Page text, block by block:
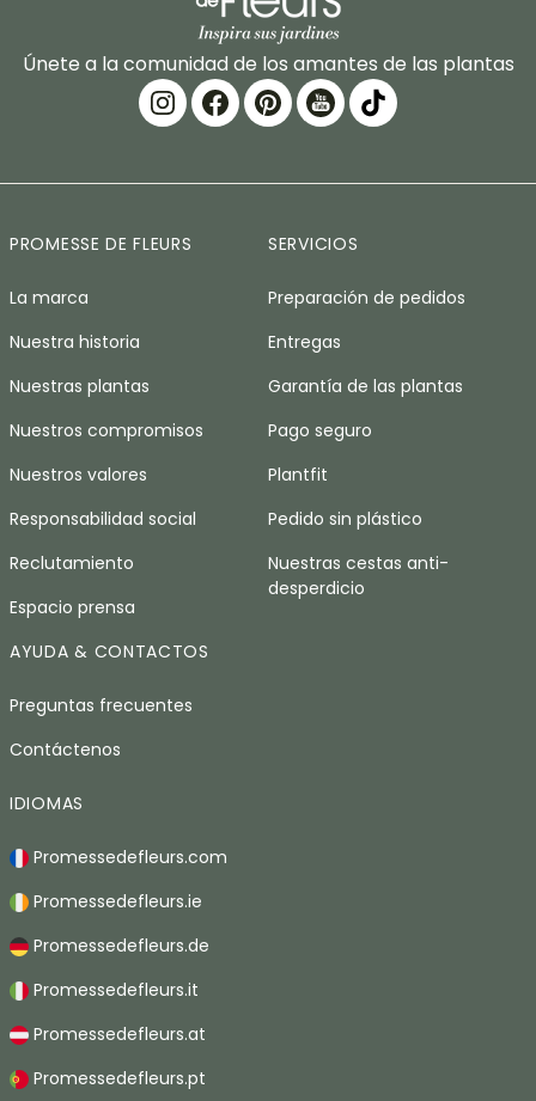
Únete a la comunidad de los amantes de las plantas
PROMESSE DE FLEURS
La marca
Nuestra historia
Nuestras plantas
Nuestros compromisos
Nuestros valores
Responsabilidad social
Reclutamiento
Espacio prensa
SERVICIOS
Preparación de pedidos
Entregas
Garantía de las plantas
Pago seguro
Plantfit
Pedido sin plástico
Nuestras cestas anti-
desperdicio
AYUDA & CONTACTOS
Preguntas frecuentes
Contáctenos
IDIOMAS
Promessedefleurs.com
Promessedefleurs.ie
Promessedefleurs.de
Promessedefleurs.it
Promessedefleurs.at
Promessedefleurs.pt